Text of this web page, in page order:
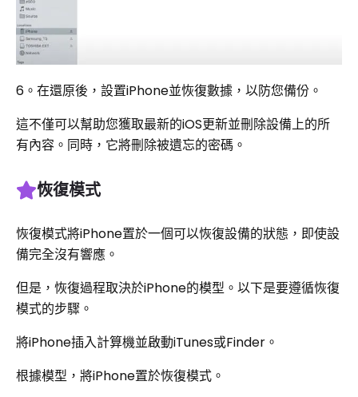
6。在還原後，設置iPhone並恢復數據，以防您備份。
這不僅可以幫助您獲取最新的iOS更新並刪除設備上的所
有內容。同時，它將刪除被遺忘的密碼。
恢復模式
恢復模式將iPhone置於一個可以恢復設備的狀態，即使設
備完全沒有響應。
但是，恢復過程取決於iPhone的模型。以下是要遵循恢復
模式的步驟。
將iPhone插入計算機並啟動iTunes或Finder。
根據模型，將iPhone置於恢復模式。